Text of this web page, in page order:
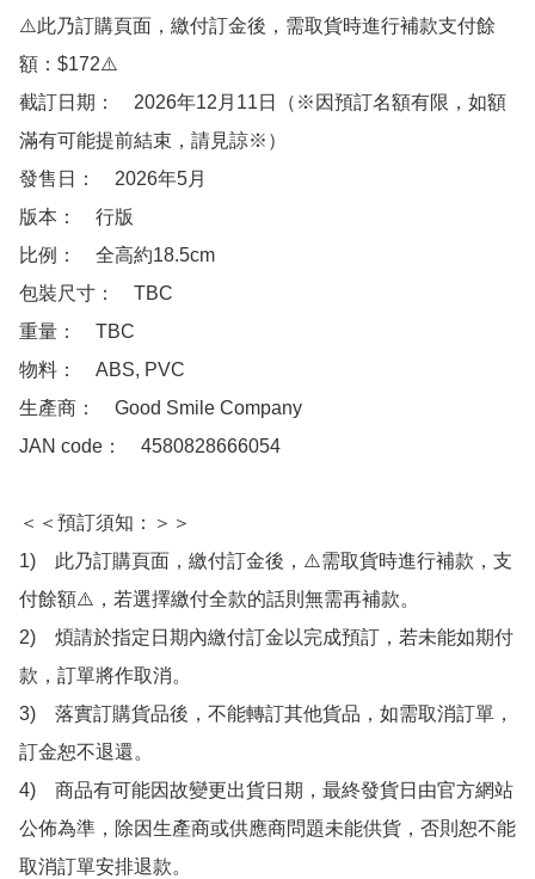
⚠️此乃訂購頁面，繳付訂金後，需取貨時進行補款支付餘
額：$172⚠️
截訂日期：　2026年12月11日（※因預訂名額有限，如額
滿有可能提前結束，請見諒※）
發售日：　2026年5月
版本：　行版
比例：　全高約18.5cm
包裝尺寸：　TBC
重量：　TBC
物料：　ABS, PVC
生產商：　Good Smile Company
JAN code：　4580828666054
＜＜預訂須知：＞＞
1)　此乃訂購頁面，繳付訂金後，⚠️需取貨時進行補款，支
付餘額⚠️，若選擇繳付全款的話則無需再補款。
2)　煩請於指定日期內繳付訂金以完成預訂，若未能如期付
款，訂單將作取消。
3)　落實訂購貨品後，不能轉訂其他貨品，如需取消訂單，
訂金恕不退還。
4)　商品有可能因故變更出貨日期，最終發貨日由官方網站
公佈為準，除因生產商或供應商問題未能供貨，否則恕不能
取消訂單安排退款。